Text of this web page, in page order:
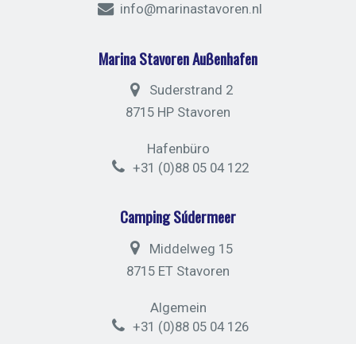
info@marinastavoren.nl
Marina Stavoren Außenhafen
Suderstrand 2
8715 HP Stavoren
Hafenbüro
+31 (0)88 05 04 122
Camping Súdermeer
Middelweg 15
8715 ET Stavoren
Algemein
+31 (0)88 05 04 126